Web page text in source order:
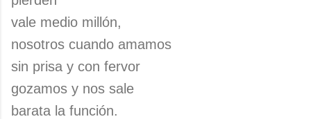
vale medio millón,
nosotros cuando amamos
sin prisa y con fervor
gozamos y nos sale
barata la función.